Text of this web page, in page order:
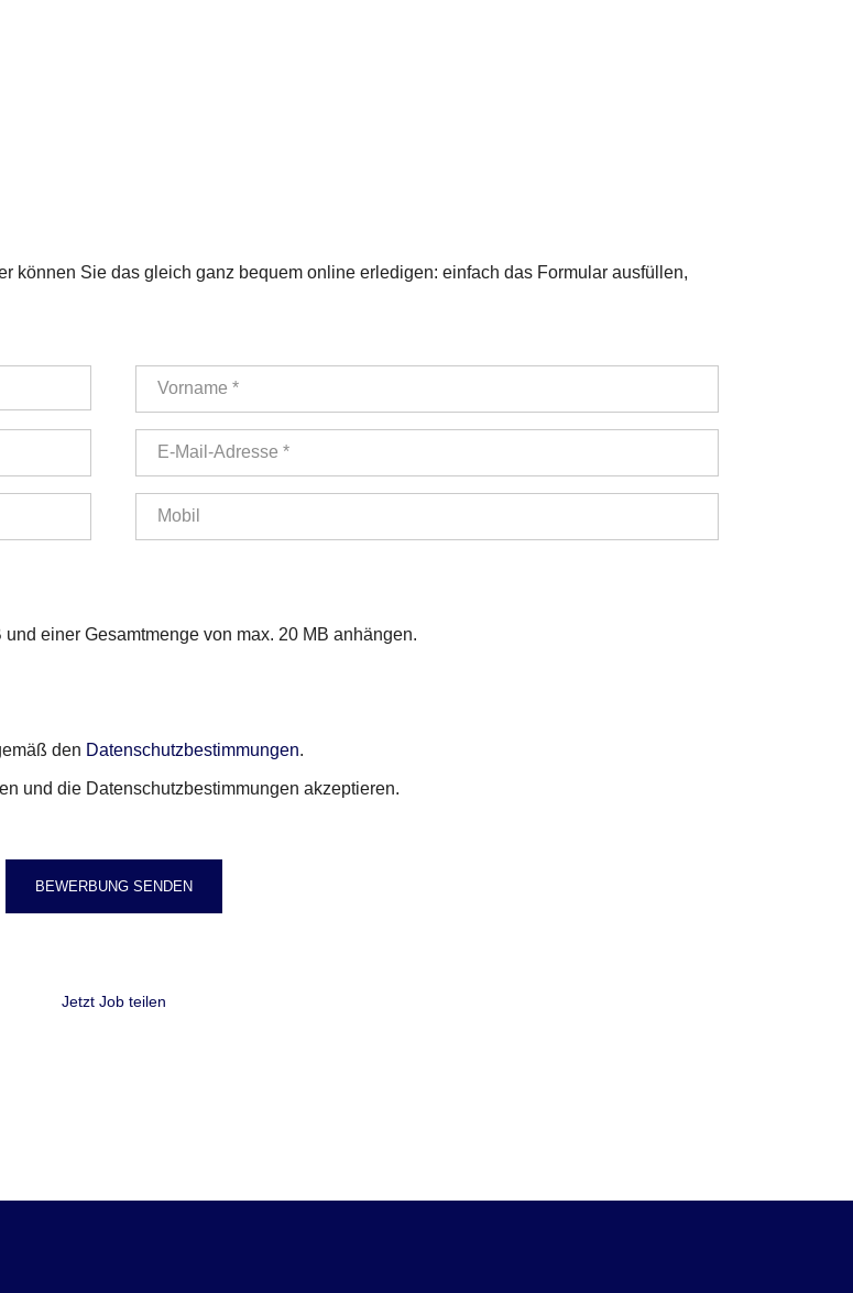
können Sie das gleich ganz bequem online erledigen: einfach das Formular ausfüllen,
Vorname *
E-Mail-Adresse *
Mobil
einer Gesamtmenge von max. 20 MB anhängen.
den Datenschutzbestimmungen.
und die Datenschutzbestimmungen akzeptieren.
BEWERBUNG SENDEN
Jetzt Job teilen